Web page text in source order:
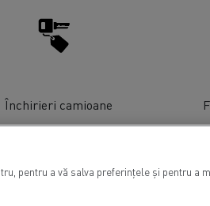
Închirieri camioane
pentru a vă salva preferințele și pentru